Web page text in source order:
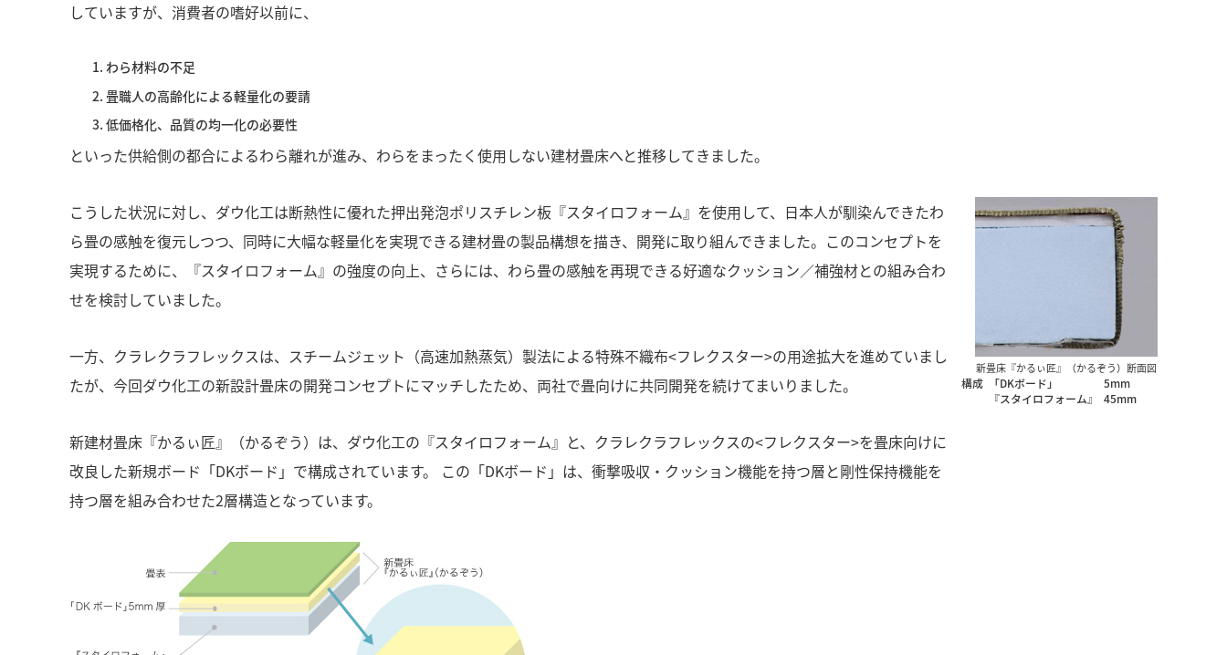
していますが、消費者の嗜好以前に、
わら材料の不足
畳職人の高齢化による軽量化の要請
低価格化、品質の均一化の必要性
といった供給側の都合によるわら離れが進み、わらをまったく使用しない建材畳床へと推移してきました。
新畳床『かるぃ匠』（かるぞう）断面図
構成 「DKボード」
5mm
『スタイロフォーム』
45mm
こうした状況に対し、ダウ化工は断熱性に優れた押出発泡ポリスチレン板『スタイロフォーム』を使用して、日本人が馴染んできたわ
ら畳の感触を復元しつつ、同時に大幅な軽量化を実現できる建材畳の製品構想を描き、開発に取り組んできました。このコンセプトを
実現するために、『スタイロフォーム』の強度の向上、さらには、わら畳の感触を再現できる好適なクッション／補強材との組み合わ
せを検討していました。
一方、クラレクラフレックスは、スチームジェット（高速加熱蒸気）製法による特殊不織布<フレクスター>の用途拡大を進めていまし
たが、今回ダウ化工の新設計畳床の開発コンセプトにマッチしたため、両社で畳向けに共同開発を続けてまいりました。
新建材畳床『かるぃ匠』（かるぞう）は、ダウ化工の『スタイロフォーム』と、クラレクラフレックスの<フレクスター>を畳床向けに
改良した新規ボード「DKボード」で構成されています。 この「DKボード」は、衝撃吸収・クッション機能を持つ層と剛性保持機能を
持つ層を組み合わせた2層構造となっています。